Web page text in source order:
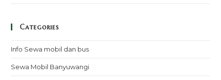
Categories
Info Sewa mobil dan bus
Sewa Mobil Banyuwangi